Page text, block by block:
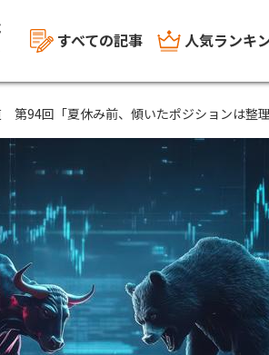
すべての記事 人気ランキ
第94回「夏休み前、傾いたポジションは整理